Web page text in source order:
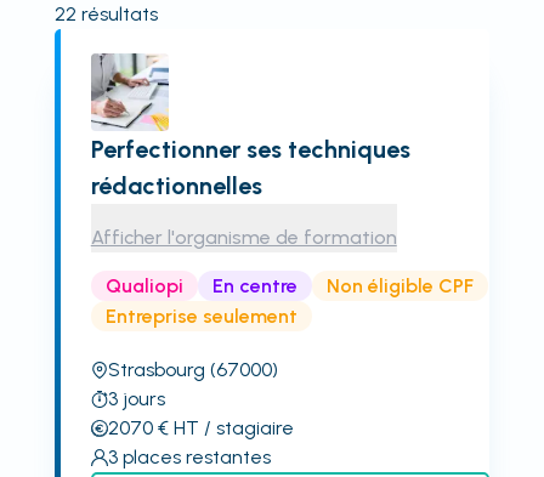
22 résultats
Perfectionner ses techniques
rédactionnelles
Afficher l'organisme de formation
Qualiopi En centre
Non éligible CPF
Entreprise seulement
Strasbourg (67000)
3 jours
2070€ HT / stagiaire
3 places restantes